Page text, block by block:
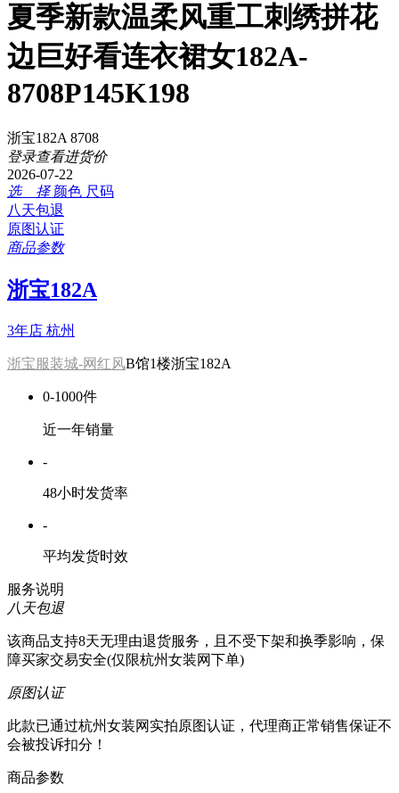
夏季新款温柔风重工刺绣拼花
边巨好看连衣裙女182A-
8708P145K198
浙宝182A 8708
登录查看进货价
2026-07-22
选 择 颜色 尺码
八天包退
原图认证
商品参数
浙宝182A
3年店 杭州
浙宝服装城-网红风B馆1楼浙宝182A
0-1000件
近一年销量
-
48小时发货率
-
平均发货时效
服务说明
八天包退
该商品支持8天无理由退货服务，且不受下架和换季影响，保
障买家交易安全(仅限杭州女装网下单)
原图认证
此款已通过杭州女装网实拍原图认证，代理商正常销售保证不
会被投诉扣分！
商品参数